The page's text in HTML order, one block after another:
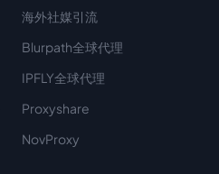
海外社媒引流
Blurpath全球代理
IPFLY全球代理
Proxyshare
NovProxy